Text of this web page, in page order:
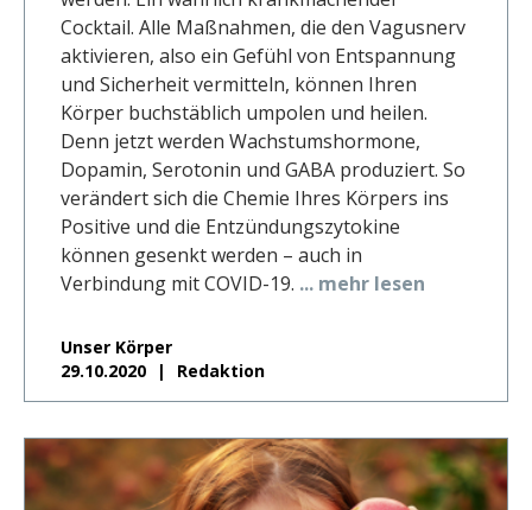
Cocktail. Alle Maßnahmen, die den Vagusnerv
aktivieren, also ein Gefühl von Entspannung
und Sicherheit vermitteln, können Ihren
Körper buchstäblich umpolen und heilen.
Denn jetzt werden Wachstumshormone,
Dopamin, Serotonin und GABA produziert. So
verändert sich die Chemie Ihres Körpers ins
Positive und die Entzündungszytokine
können gesenkt werden – auch in
Verbindung mit COVID-19. ... mehr lesen
Unser Körper
29.10.2020
Redaktion